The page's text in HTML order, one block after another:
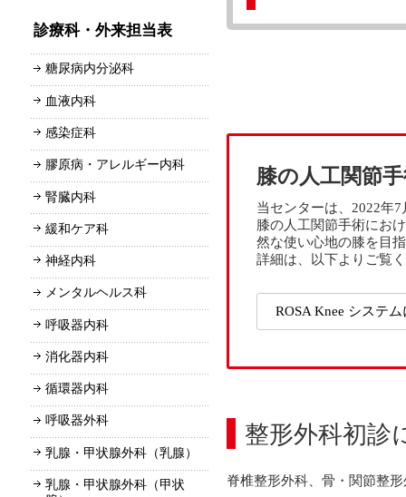
膝の人工関節
当センターは、2022年
膝の人工関節手術にお
然な使い心地の膝を目
詳細は、以下よりご覧
ROSA Knee システ
整形外科初診
脊椎整形外科、骨・関節整
診療科・外来担当表
糖尿病内分泌科
血液内科
感染症科
膠原病・アレルギー内科
腎臓内科
緩和ケア科
神経内科
メンタルヘルス科
呼吸器内科
消化器内科
循環器内科
呼吸器外科
乳腺・甲状腺外科（乳腺）
乳腺・甲状腺外科（甲状